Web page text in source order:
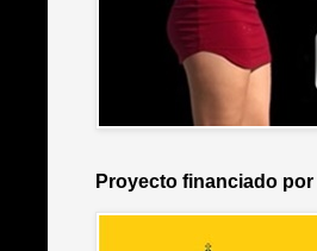
Proyecto financiado